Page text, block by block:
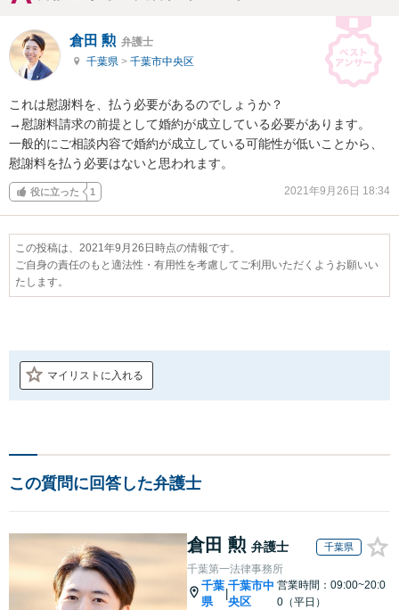
倉田 勲 弁護士
千葉県 > 千葉市中央区
これは慰謝料を、払う必要があるのでしょうか？
→慰謝料請求の前提として婚約が成立している必要があります。
一般的にご相談内容で婚約が成立している可能性が低いことから、
慰謝料を払う必要はないと思われます。
役に立った 1 2021年9月26日 18:34
この投稿は、2021年9月26日時点の情報です。
ご自身の責任のもと適法性・有用性を考慮してご利用いただくようお願いい
たします。
マイリストに入れる
この質問に回答した弁護士
倉田 勲 弁護士 千葉県
千葉第一法律事務所
千葉
県
千葉市中
央区
営業時間：09:00~20:0
0（平日）